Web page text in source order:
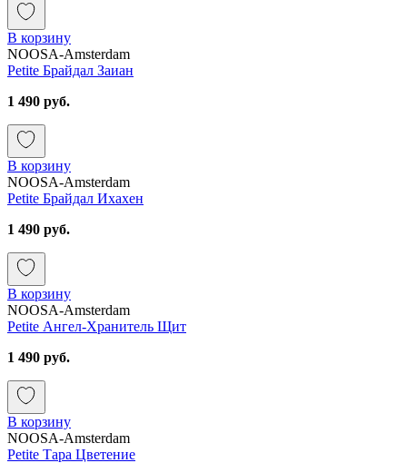
В корзину
NOOSA-Amsterdam
Petite Брайдал Заиан
1 490 руб.
В корзину
NOOSA-Amsterdam
Petite Брайдал Ихахен
1 490 руб.
В корзину
NOOSA-Amsterdam
Petite Ангел-Хранитель Щит
1 490 руб.
В корзину
NOOSA-Amsterdam
Petite Тара Цветение